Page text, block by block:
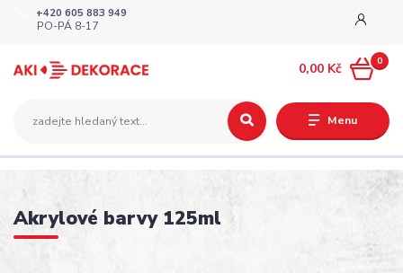
Menu
+420 605 883 949
PO-PÁ 8-17
0
0,00 Kč
Akrylové barvy 125ml